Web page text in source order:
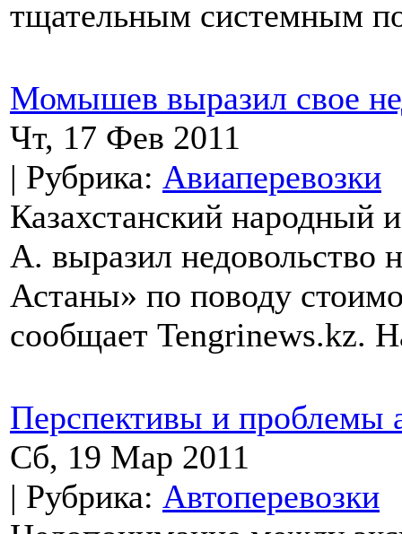
тщательным системным
Момышев выразил свое
Чт, 17 Фев 2011
| Рубрика: Авиаперевозки
Казахстанский
А. выразил недовольство
Астаны» по поводу
сообщает Tengrinews.kz.
Перспективы и проблемы
Сб, 19 Мар 2011
| Рубрика: Автоперевозки